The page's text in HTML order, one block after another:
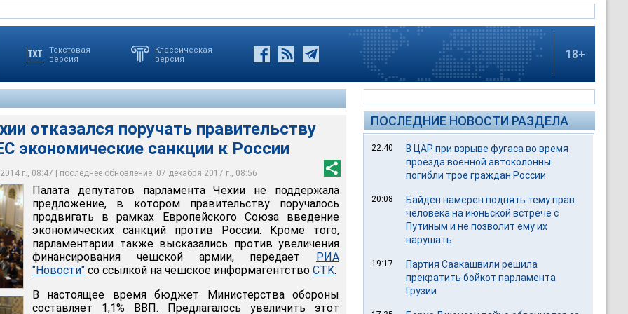
Текстовая
версия
Классическая
версия
18+
отказался поручать правительству
экономические санкции к России
г., 08:47 | последнее обновление: 07 декабря 2017 г., 08:56
Чехии не поддержала предложение, в котором
продвигать в рамках Европейского Союза введение
против России
высказались против увеличения финансирования чешской
одобрил ужесточение политических формулировок по
и отказался называть присоединение Россией Крыма
сделала ранее канцлер Германии Ангела Меркель
Палата депутатов парламента Чехии не поддержала
предложение, в котором правительству поручалось
продвигать в рамках Европейского Союза введение
экономических санкций против России. Кроме того,
парламентарии также высказались против увеличения
финансирования чешской армии, передает РИА
"Новости" со ссылкой на чешское информагентство CTK.
В настоящее время бюджет Министерства обороны
составляет 1,1% ВВП. Предлагалось увеличить этот
ПОСЛЕДНИЕ НОВОСТИ РАЗДЕЛА
22:40
В ЦАР при взрыве фугаса во время
проезда военной автоколонны
погибли трое граждан России
20:08
Байден намерен поднять тему прав
человека на июньской встрече с
Путиным и не позволит ему их
нарушать
19:17
Партия Саакашвили решила
прекратить бойкот парламента
Грузии